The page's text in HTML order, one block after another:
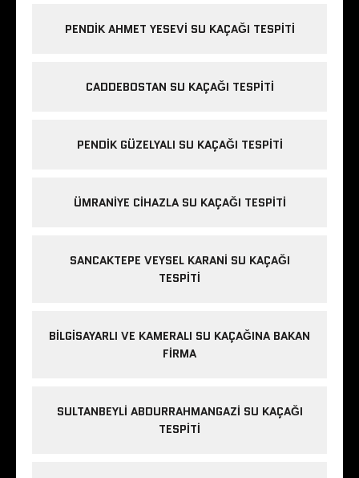
PENDIK AHMET YESEVI SU KAÇAĞI TESPITI
CADDEBOSTAN SU KAÇAĞI TESPITI
PENDIK GÜZELYALI SU KAÇAĞI TESPITI
ÜMRANIYE CIHAZLA SU KAÇAĞI TESPITI
SANCAKTEPE VEYSEL KARANI SU KAÇAĞI
TESPITI
BILGISAYARLI VE KAMERALI SU KAÇAĞINA BAKAN
FIRMA
SULTANBEYLI ABDURRAHMANGAZI SU KAÇAĞI
TESPITI